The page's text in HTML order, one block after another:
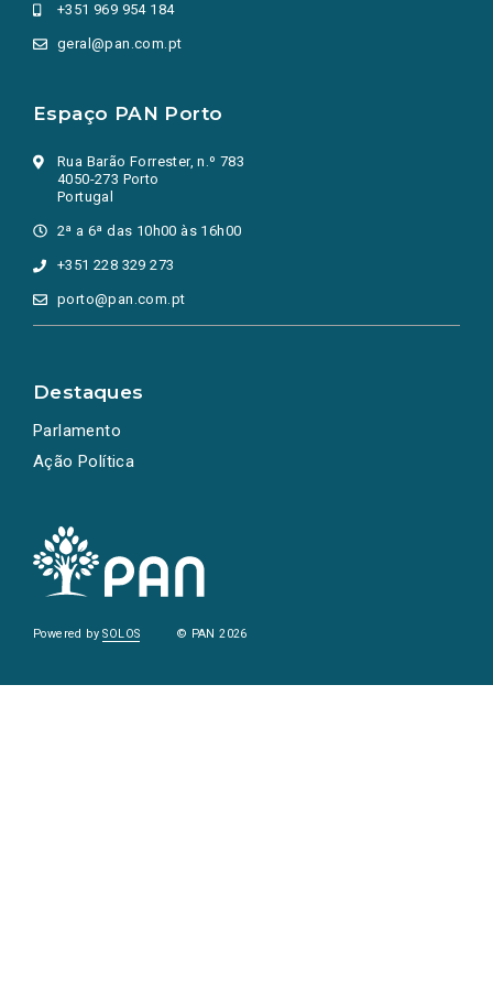
+351 969 954 184
geral@pan.com.pt
Espaço PAN Porto
Rua Barão Forrester, n.º 783
4050-273 Porto
Portugal
2ª a 6ª das 10h00 às 16h00
+351 228 329 273
porto@pan.com.pt
Destaques
Parlamento
Ação Política
Powered bySOLOS © PAN 2026